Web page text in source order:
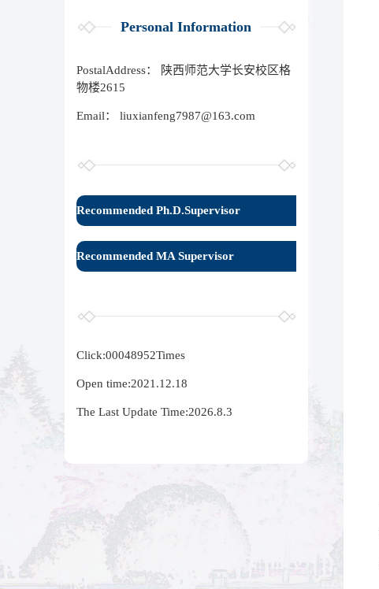
Personal Information
PostalAddress：
陕西师范大学长安校区格
物楼2615
Email： liuxianfeng7987@163.com
Recommended Ph.D.Supervisor
Recommended MA Supervisor
Click:00048952Times
Open time:2021 .12.18
The Last Update Time:2026.8.3